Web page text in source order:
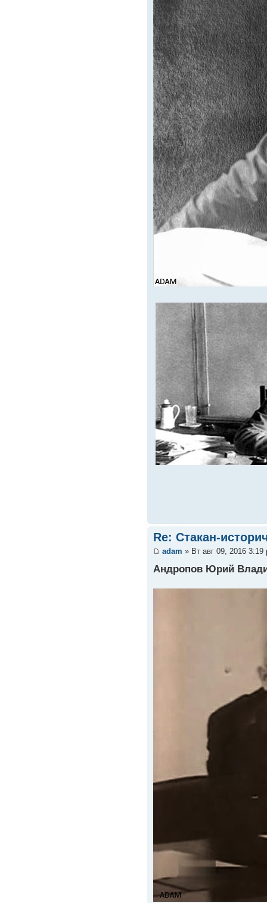
Re: Стакан-
adam » Вт авг 09, 2016 3:19
Андропов Юрий